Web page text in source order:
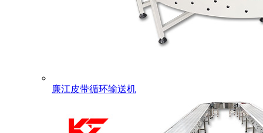
廉江皮带循环输送机